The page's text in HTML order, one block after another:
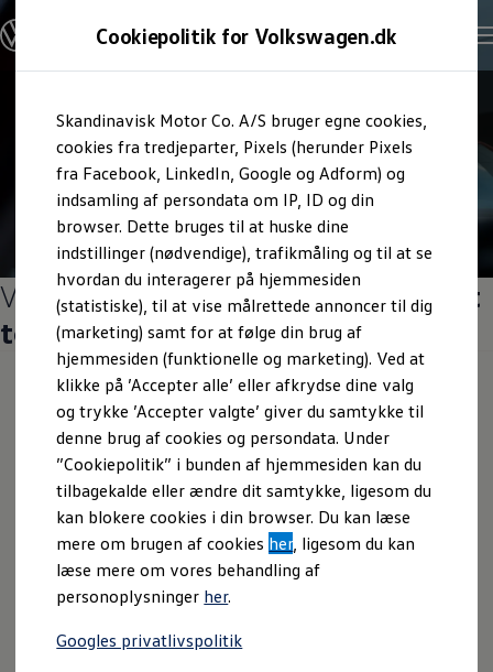
SamtykkePrivatlivspolitik Cookiepolitik
AG (kolofon og juridiske tekster)
Volkswagen budgetberegner -Få et
totaloverblik her
Vores budgetberegner giver dig ettotaloverblikover, hvad
din nye Volkswagen samlet vil koste dig om måneden.
Start med at finde din ønskede Volkswagen-model, og
tilvælg eller fravælg derefter finansiering,
serviceabonnement, forsikring og vejhjælpfor at få et
totaloverblik over dit månedlige budget.
Model
Cookiepolitik for Volkswagen.dk
Skandinavisk Motor Co. A/S bruger egne cookies,
cookies fra tredjeparter, Pixels (herunder Pixels
fra Facebook, LinkedIn, Google og Adform) og
indsamling af persondata om IP, ID og din
browser. Dette bruges til at huske dine
indstillinger (nødvendige), trafikmåling og til at se
hvordan du interagerer på hjemmesiden
(statistiske), til at vise målrettede annoncer til dig
(marketing) samt for at følge din brug af
hjemmesiden (funktionelle og marketing). Ved at
klikke på ’Accepter alle’ eller afkrydse dine valg
og trykke ’Accepter valgte’ giver du samtykke til
denne brug af cookies og persondata. Under
”Cookiepolitik” i bunden af hjemmesiden kan du
tilbagekalde eller ændre dit samtykke, ligesom du
kan blokere cookies i din browser. Du kan læse
mere om brugen af cookies her, ligesom du kan
læse mere om vores behandling af
personoplysninger her.
Googles privatlivspolitik